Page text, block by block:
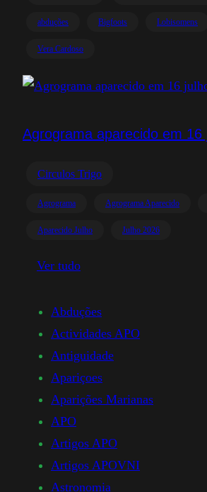
abduções Bigfoots Lobisomens
Vera Cardoso
Agrograma aparecido em 16
Circulos Trigo
Agrograma Agrograma Aparecido
Aparecido Julho Julho 2026
Ver tudo
Abduções
Actividades APO
Antiguidade
Apariçoes
Aparições Marianas
APO
Artigos APO
Artigos APOVNI
Astronomia